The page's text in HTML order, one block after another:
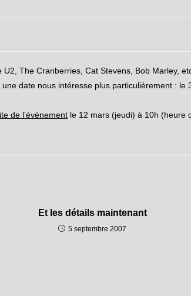
The Cranberries, Cat Stevens, Bob Marley,
date nous intéresse plus particulièrement :
de l’évènement le 12 mars (jeudi) à 10h (heure
Et les détails maintenant
5 septembre 2007